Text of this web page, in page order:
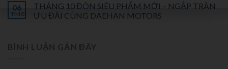
06
Th10
THÁNG 10 ĐÓN SIÊU PHẨM MỚI – NGẬP TRÀN
ƯU ĐÃI CÙNG DAEHAN MOTORS